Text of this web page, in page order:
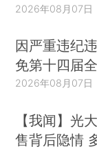
2026年08月07日
因严重违纪
免第十四届
2026年08月07日
【我闻】光
售背后隐情